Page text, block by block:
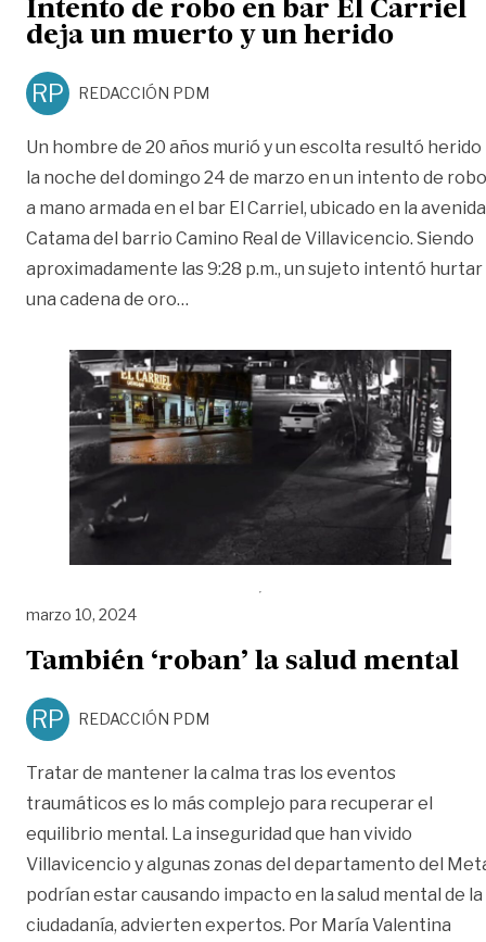
Intento de robo en bar El Carriel
deja un muerto y un herido
RP REDACCIÓN PDM
Un hombre de 20 años murió y un escolta resultó herido
la noche del domingo 24 de marzo en un intento de robo
a mano armada en el bar El Carriel, ubicado en la avenida
Catama del barrio Camino Real de Villavicencio. Siendo
aproximadamente las 9:28 p.m., un sujeto intentó hurtar
una cadena de oro…
marzo 10, 2024
También ‘roban’ la salud mental
RP REDACCIÓN PDM
Tratar de mantener la calma tras los eventos
traumáticos es lo más complejo para recuperar el
equilibrio mental. La inseguridad que han vivido
Villavicencio y algunas zonas del departamento del
podrían estar causando impacto en la salud mental de la
ciudadanía, advierten expertos. Por María Valentina